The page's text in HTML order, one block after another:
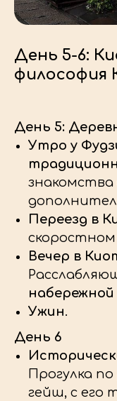
День 5-6:
философия
День 5:
Утро у
знакомства
Переезд в
скоростном
Вечер в
набережной
Ужин.
День 6
Прогулка
гейш, с его